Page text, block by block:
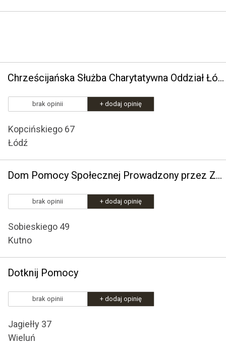
Chrześcijańska Służba Charytatywna Oddział Łódzki
brak opinii + dodaj opinię
Kopcińskiego 67
Łódź
Dom Pomocy Społecznej Prowadzony przez Zgromadzenie Sióstr Albertynek
brak opinii + dodaj opinię
Sobieskiego 49
Kutno
Dotknij Pomocy
brak opinii + dodaj opinię
Jagiełły 37
Wieluń